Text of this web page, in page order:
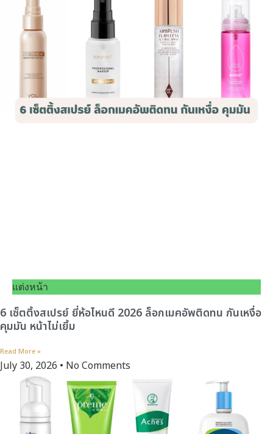
แต่งหน้า
6 เซ็ตติ้งสเปรย์ ยี่ห้อไหนดี 2026 ล็อกเมคอัพติดทน กันเหงื่อ
คุมมัน หน้าไม่เยิ้ม
Read More »
July 30, 2026 No Comments